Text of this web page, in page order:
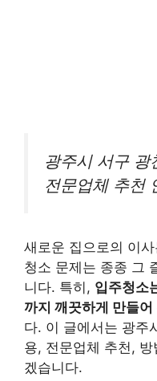
광주시 서구 광
전문업체 추천
새로운 집으로의 이
청소 문제는 종종 그
니다. 특히, 입주청소
까지 깨끗하게 만들
다. 이 글에서는 광주
용, 전문업체 추천,
겠습니다.